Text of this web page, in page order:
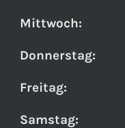
Mittwoch:
Donnerstag:
Freitag:
Samstag: